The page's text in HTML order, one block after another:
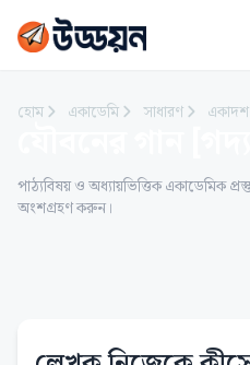
হোম একাডেমি সাধারণ একাদশ-
পাঠ্যবিষয় ও অধ্যায়ভিত্তিক একাডেমিক
অংশগ্রহণ করুন।